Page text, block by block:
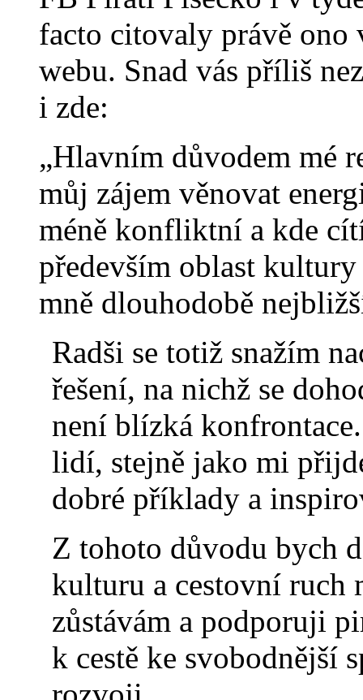
facto citovaly právě ono
webu. Snad vás příliš
i zde:
„Hlavním důvodem mé
můj zájem věnovat
méně konfliktní a kde
především oblast
mně dlouhodobě
Radši se totiž snažím
řešení, na nichž se
není blízká
lidí, stejně jako mi
dobré příklady a
Z tohoto důvodu bych
kulturu a cestovní ruch
zůstávám a podporuji
k cestě ke svobodnější